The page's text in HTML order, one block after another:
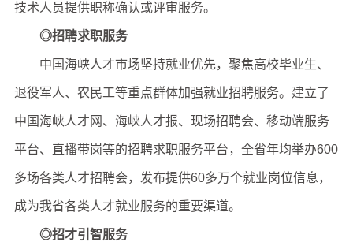
技术人员提供职称确认或评审服务。
◎招聘求职服务
中国海峡人才市场坚持就业优先，聚焦高校毕业生、
退役军人、农民工等重点群体加强就业招聘服务。建立了
中国海峡人才网、海峡人才报、现场招聘会、移动端服务
平台、直播带岗等的招聘求职服务平台，全省年均举办600
多场各类人才招聘会，发布提供60多万个就业岗位信息，
成为我省各类人才就业服务的重要渠道。
◎招才引智服务